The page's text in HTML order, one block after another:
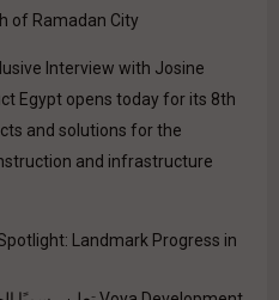
of Ramadan City
Interview with Josine
Egypt opens today for its 8th
and solutions for the
and infrastructure
Landmark Progress in